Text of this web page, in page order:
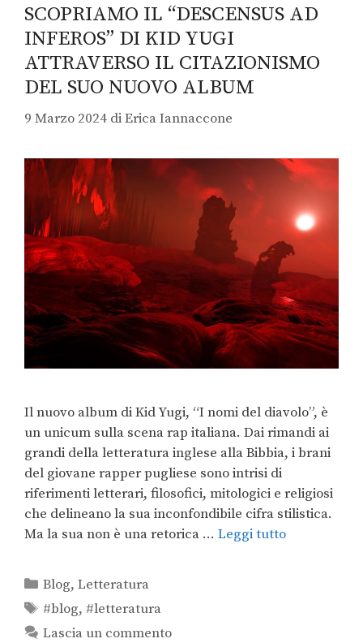
SCOPRIAMO IL “DESCENSUS AD
INFEROS” DI KID YUGI
ATTRAVERSO IL CITAZIONISMO
DEL SUO NUOVO ALBUM
9 Marzo 2024 diErica Iannaccone
Il nuovo album di Kid Yugi, “I nomi del diavolo”, è
un unicum sulla scena rap italiana. Dai rimandi ai
grandi della letteratura inglese alla Bibbia, i brani
del giovane rapper pugliese sono intrisi di
riferimenti letterari, filosofici, mitologici e religiosi
che delineano la sua inconfondibile cifra stilistica.
Ma la sua non è una retorica … Leggi tutto
Blog,Letteratura
#blog, #letteratura
Lascia un commento